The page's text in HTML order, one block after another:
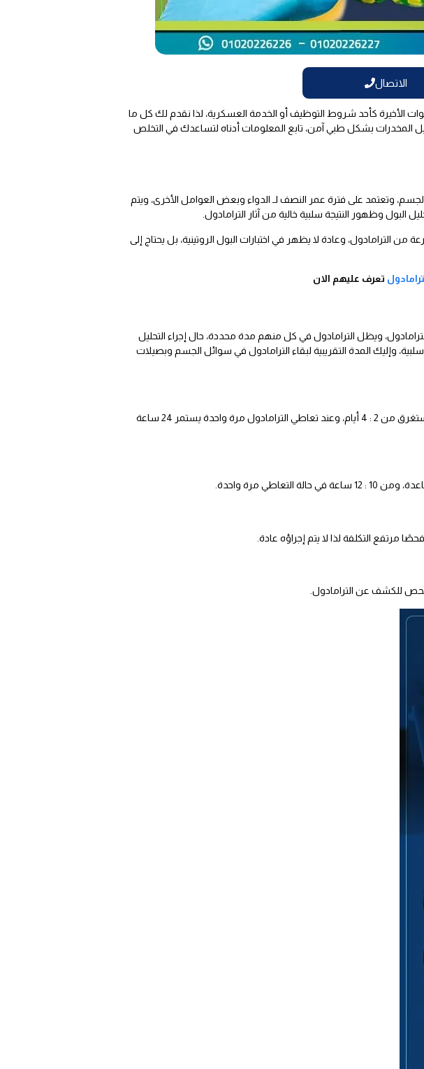
الاتصال
الأخيرة كأحد شروط التوظيف أو الخدمة العسكرية، لذا نقدم لك كل ما
بشكل طبي آمن، تابع المعلومات أدناه لتساعدك في التخلص
وتعتمد على فترة عمر النصف لـ الدواء وبعض العوامل الأخرى، ويتم
البول وظهور النتيجة سلبية خالية من آثار الترامادول.
من المواد الأفيونية الأخرى في البول خلال يوم إلى 4 أيام بعد آخر جرعة من الترامادول، وعادة لا يظهر في اختبارات البول الروتينية، بل يحتاج إلى
تعرف عليهم الان
ويظل الترامادول في كل منهم مدة محددة، حال إجراء التحليل
وإليك المدة التقريبية لبقاء الترامادول في سوائل الجسم وبصيلات
يستمر الترامادول في البول في حالة الإدمان 7 أيام، وفي حالة تعاطي الترامادول بشكل غير منتظم يستغرق من 2 : 4 أيام، وعند تعاطي الترامادول مرة واحدة يستمر 24 ساعة